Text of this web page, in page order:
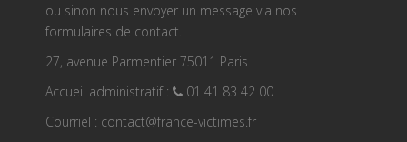
ou sinon nous envoyer un message via nos
formulaires de contact.
27, avenue Parmentier 75011 Paris
Accueil administratif :
01 41 83 42 00
Courriel : contact@france-victimes.fr